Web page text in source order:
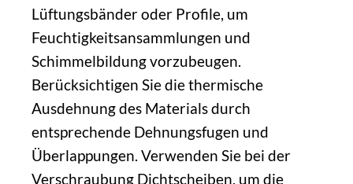
Lüftungsbänder oder Profile, um
Feuchtigkeitsansammlungen und
Schimmelbildung vorzubeugen.
Berücksichtigen Sie die thermische
Ausdehnung des Materials durch
entsprechende Dehnungsfugen und
Überlappungen. Verwenden Sie bei der
Verschraubung Dichtscheiben, um die